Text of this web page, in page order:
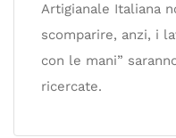
Artigianale Italiana
scomparire, anzi, i
con le mani”
ricercate.